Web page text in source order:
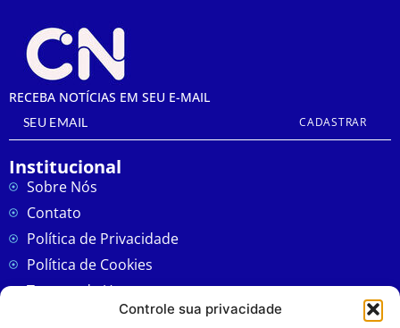
Controle sua privacidade
RECEBA NOTÍCIAS EM SEU E-MAIL
CADASTRAR
Institucional
Sobre Nós
Contato
Política de Privacidade
Política de Cookies
Termos de Uso